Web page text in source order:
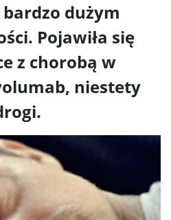
dużym
Pojawiła się
z chorobą w
niestety